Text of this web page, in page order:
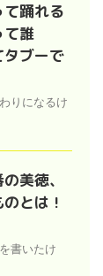
踊れる
て誰
タブーで
りになるけ
美徳、
のとは !
書いたけ